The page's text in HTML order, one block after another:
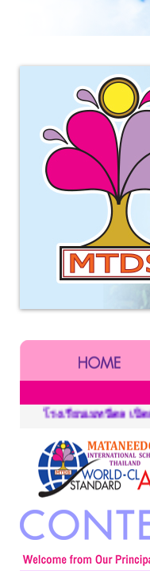
เซอรี่ อนุบาลและประถมศึก